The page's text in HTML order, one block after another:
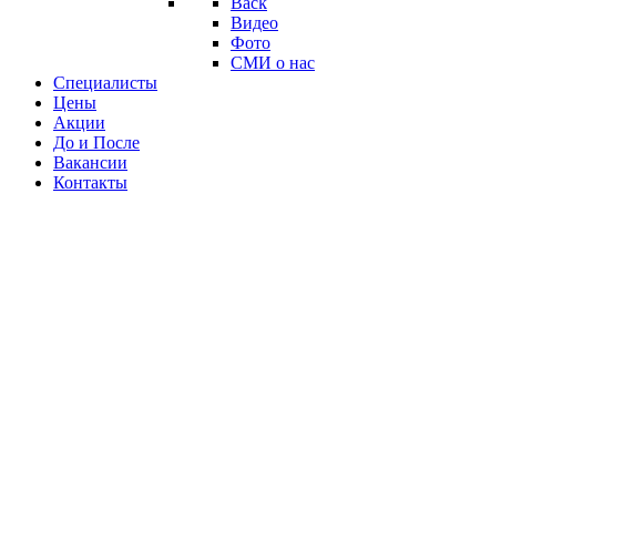
Видео
Фото
СМИ о нас
Специалисты
Цены
Акции
До и После
Вакансии
Контакты